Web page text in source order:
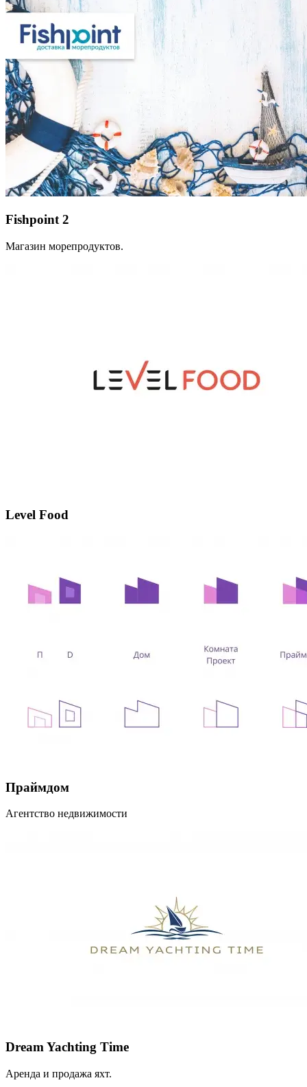
Fishpoint 2
Магазин морепродуктов.
Level Food
Праймдом
Агентство недвижимости
Dream Yachting Time
Аренда и продажа яхт.